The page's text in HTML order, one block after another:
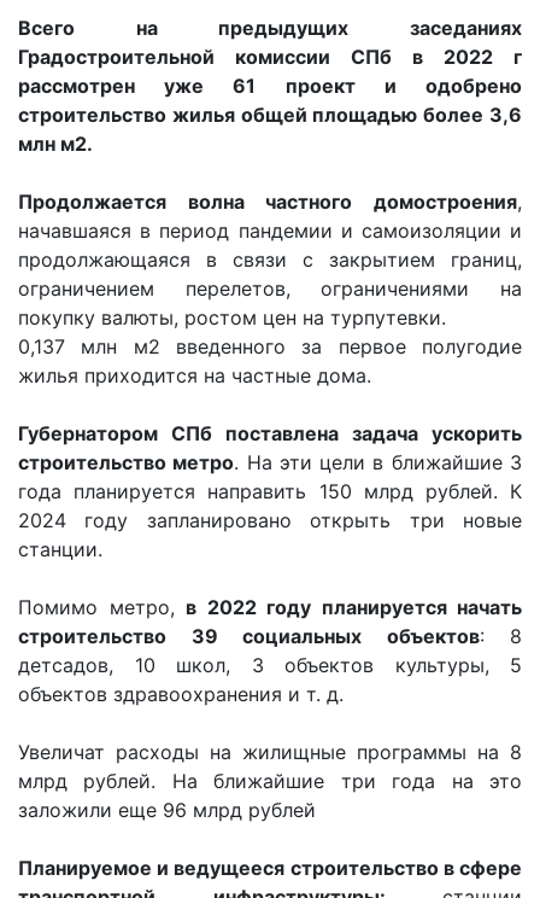
Всего на предыдущих заседаниях
Градостроительной комиссии СПб в 2022 г
рассмотрен уже 61 проект и одобрено
строительство жилья общей площадью более 3,6
млн м2.
Продолжается волна частного домостроения,
начавшаяся в период пандемии и самоизоляции и
продолжающаяся в связи с закрытием границ,
ограничением перелетов, ограничениями на
покупку валюты, ростом цен на турпутевки.
0,137 млн м2 введенного за первое полугодие
жилья приходится на частные дома.
Губернатором СПб поставлена задача ускорить
строительство метро. На эти цели в ближайшие 3
года планируется направить 150 млрд рублей. К
2024 году запланировано открыть три новые
станции.
Помимо метро, в 2022 году планируется начать
строительство 39 социальных объектов: 8
детсадов, 10 школ, 3 объектов культуры, 5
объектов здравоохранения и т. д.
Увеличат расходы на жилищные программы на 8
млрд рублей. На ближайшие три года на это
заложили еще 96 млрд рублей
Планируемое и ведущееся строительство в сфере